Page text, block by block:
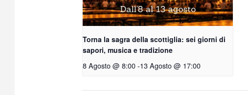
Torna la sagra della scottiglia: sei giorni di
sapori, musica e tradizione
8 Agosto @ 8:00-13 Agosto @ 17:00